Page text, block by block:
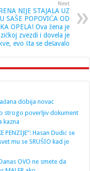
Next
NIJE STAJALA UZ
SAŠE POPOVIĆA OD
OPELA! Ova žena je
zvezdi i dovela je
evo šta se dešavalo
dobija novac
strogo poverljiv dokument
kazna
PENZIJE”: Hasan Dudić se
mu se SRUŠIO kad je
Danas OVO ne smete da